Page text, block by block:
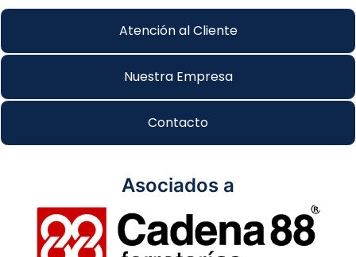
Atención al Cliente
Nuestra Empresa
Contacto
Asociados a